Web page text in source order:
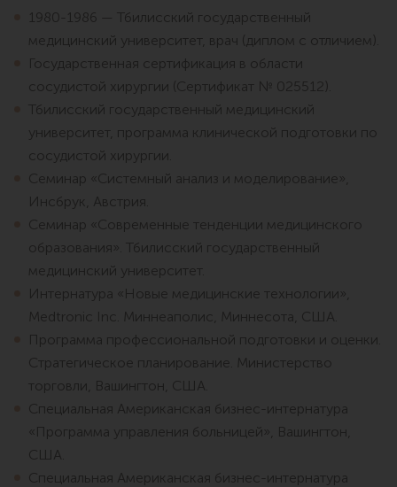
1980-1986 — Тбилисский государственный
медицинский университет, врач (диплом с отличием).
Государственная сертификация в области
сосудистой хирургии (Сертификат № 025512).
Тбилисский государственный медицинский
университет, программа клинической подготовки по
сосудистой хирургии.
Семинар «Системный анализ и моделирование»,
Инсбрук, Австрия.
Семинар «Современные тенденции медицинского
образования». Тбилисский государственный
медицинский университет.
Интернатура «Новые медицинские технологии»,
Medtronic Inc. Миннеаполис, Миннесота, США.
Программа профессиональной подготовки и оценки.
Стратегическое планирование. Министерство
торговли, Вашингтон, США.
Специальная Американская бизнес-интернатура
«Программа управления больницей», Вашингтон,
США.
Специальная Американская бизнес-интернатура